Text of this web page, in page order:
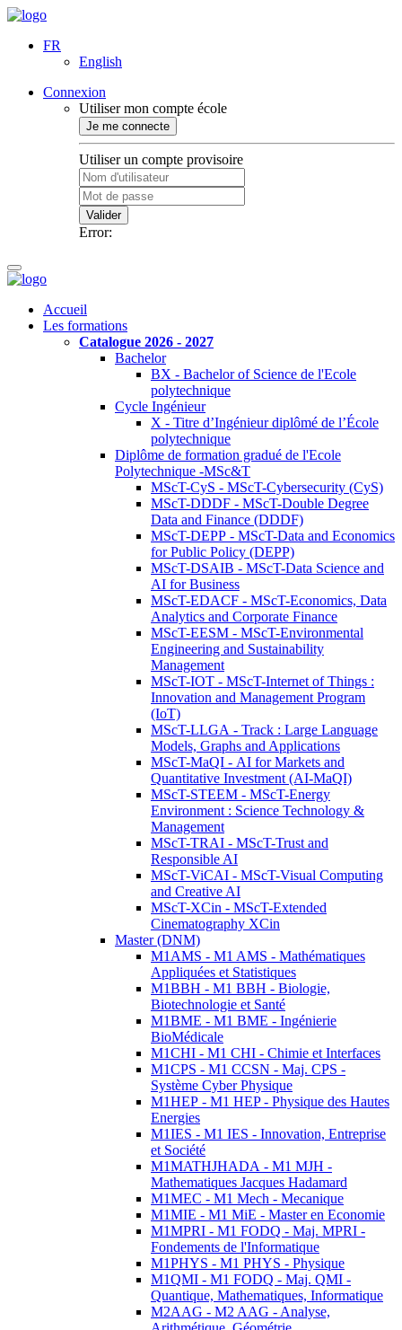
FR
English
Connexion
Utiliser mon compte école
Je me connecte
Utiliser un compte provisoire
Valider
Error:
Accueil
Les formations
Catalogue 2026 - 2027
Bachelor
BX - Bachelor of Science de l'Ecole
polytechnique
Cycle Ingénieur
X - Titre d’Ingénieur diplômé de l’École
polytechnique
Diplôme de formation gradué de l'Ecole
Polytechnique -MSc&T
MScT-CyS - MScT-Cybersecurity (CyS)
MScT-DDDF - MScT-Double Degree
Data and Finance (DDDF)
MScT-DEPP - MScT-Data and Economics
for Public Policy (DEPP)
MScT-DSAIB - MScT-Data Science and
AI for Business
MScT-EDACF - MScT-Economics, Data
Analytics and Corporate Finance
MScT-EESM - MScT-Environmental
Engineering and Sustainability
Management
MScT-IOT - MScT-Internet of Things :
Innovation and Management Program
(IoT)
MScT-LLGA - Track : Large Language
Models, Graphs and Applications
MScT-MaQI - AI for Markets and
Quantitative Investment (AI-MaQI)
MScT-STEEM - MScT-Energy
Environment : Science Technology &
Management
MScT-TRAI - MScT-Trust and
Responsible AI
MScT-ViCAI - MScT-Visual Computing
and Creative AI
MScT-XCin - MScT-Extended
Cinematography XCin
Master (DNM)
M1AMS - M1 AMS - Mathématiques
Appliquées et Statistiques
M1BBH - M1 BBH - Biologie,
Biotechnologie et Santé
M1BME - M1 BME - Ingénierie
BioMédicale
M1CHI - M1 CHI - Chimie et Interfaces
M1CPS - M1 CCSN - Maj. CPS -
Système Cyber Physique
M1HEP - M1 HEP - Physique des Hautes
Energies
M1IES - M1 IES - Innovation, Entreprise
et Société
M1MATHJHADA - M1 MJH -
Mathematiques Jacques Hadamard
M1MEC - M1 Mech - Mecanique
M1MIE - M1 MiE - Master en Economie
M1MPRI - M1 FODQ - Maj. MPRI -
Fondements de l'Informatique
M1PHYS - M1 PHYS - Physique
M1QMI - M1 FODQ - Maj. QMI -
Quantique, Mathematiques, Informatique
M2AAG - M2 AAG - Analyse,